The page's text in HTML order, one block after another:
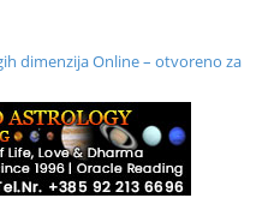
dimenzija Online – otvoreno za
Zagreb i Online